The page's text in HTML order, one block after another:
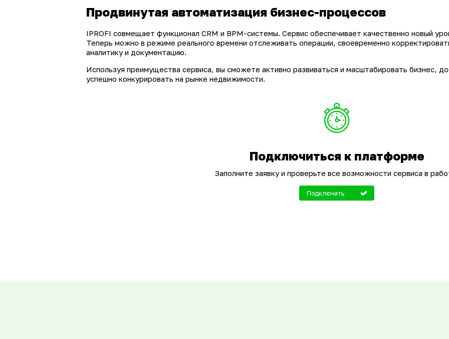
Продвинутая автоматизация бизнес-процессов
IPROFI совмещает функционал CRM и BPM-системы. Сервис обеспечивает качественно новый
Теперь можно в режиме реального времени отслеживать операции, своевременно
аналитику и документацию.
Используя преимущества сервиса, вы сможете активно развиваться и масштабировать бизнес,
успешно конкурировать на рынке недвижимости.
Подключиться к платформе
Заполните заявку и проверьте все возможности сервиса в
Подключить